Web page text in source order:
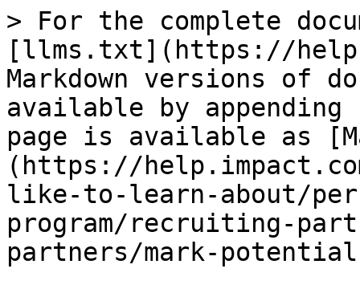
> For the complete
[llms.txt](https://
Markdown versions of
available by
page is available as
(https://
like-to-learn-about/
program/recruiting-
partners/mark-